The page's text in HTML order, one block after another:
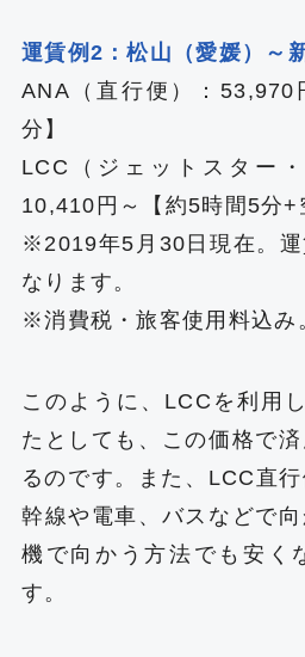
運賃例2：松山（愛媛）～
ANA（直行便）：
分】
LCC（ジェットスター
10,410‬円～【約5時間5分+
※2019年5月30日現在。
なります。
※消費税・旅客使用料込み
このように、LCCを利用
たとしても、この価格で
るのです。また、LCC直
幹線や電車、バスなどで
機で向かう方法でも安く
す。